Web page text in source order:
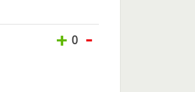
+ 0 -